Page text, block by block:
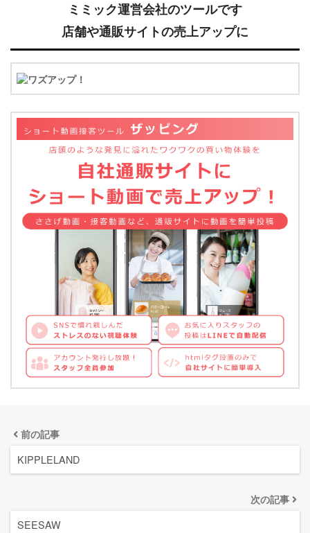
ミミック運営会社のツールです
店舗や通販サイトの売上アップに
前の記事
KIPPLELAND
次の記事
SEESAW